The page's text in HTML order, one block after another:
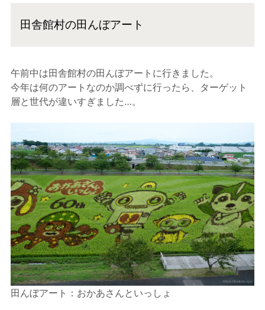
田舎館村の田んぼアート
午前中は田舎館村の田んぼアートに行きました。
今年は何のアートなのか調べずに行ったら、ターゲット
層と世代が違いすぎました…。
田んぼアート：おかあさんといっしょ